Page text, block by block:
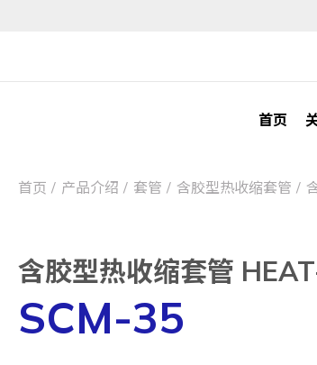
首页
首页 产品介绍 套管 含胶型热收缩套管
含胶型热收缩套管
SCM-35